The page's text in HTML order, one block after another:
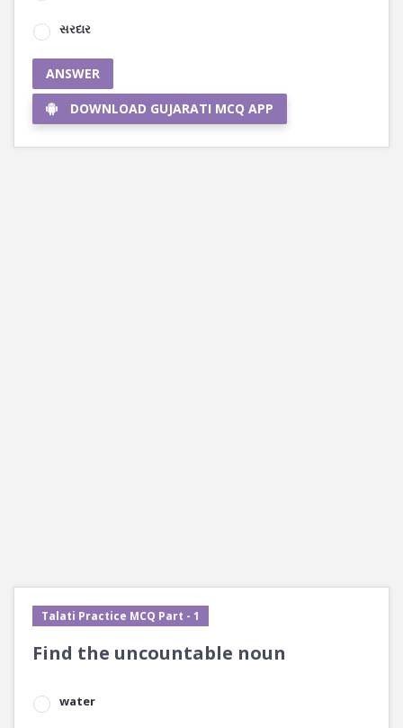
સરદાર
ANSWER
DOWNLOAD GUJARATI MCQ APP
Talati Practice MCQ Part - 1
Find the uncountable noun
water